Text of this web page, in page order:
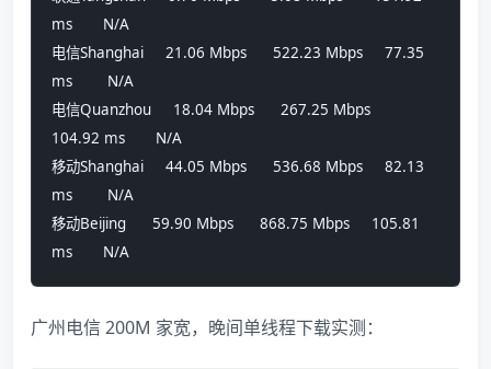
ms       N/A
电信Shanghai     21.06 Mbps      522.23 Mbps     77.35
ms        N/A
电信Quanzhou     18.04 Mbps      267.25 Mbps
104.92 ms       N/A
移动Shanghai     44.05 Mbps      536.68 Mbps     82.13
ms        N/A
移动Beijing      59.90 Mbps      868.75 Mbps     105.81
ms       N/A
广州电信 200M 家宽，晚间单线程下载实测：